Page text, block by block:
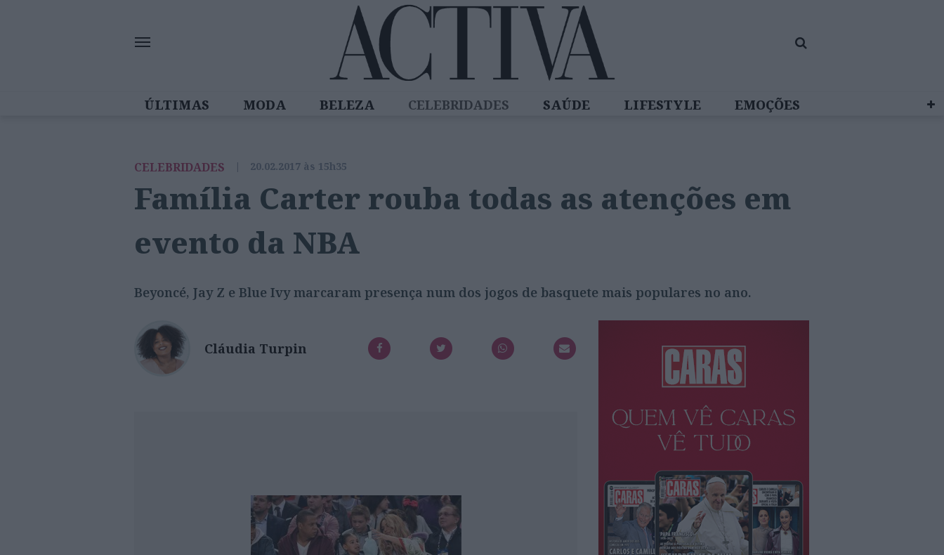
ÚLTIMAS MODA BELEZA CELEBRIDADES SAÚDE LIFESTYLE
EMOÇÕES
CELEBRIDADES | 20.02.2017 às 15h35
Família Carter rouba todas as atenções em
evento da NBA
Beyoncé, Jay Z e Blue Ivy marcaram presença num dos jogos de basquete mais populares no ano.
Cláudia Turpin